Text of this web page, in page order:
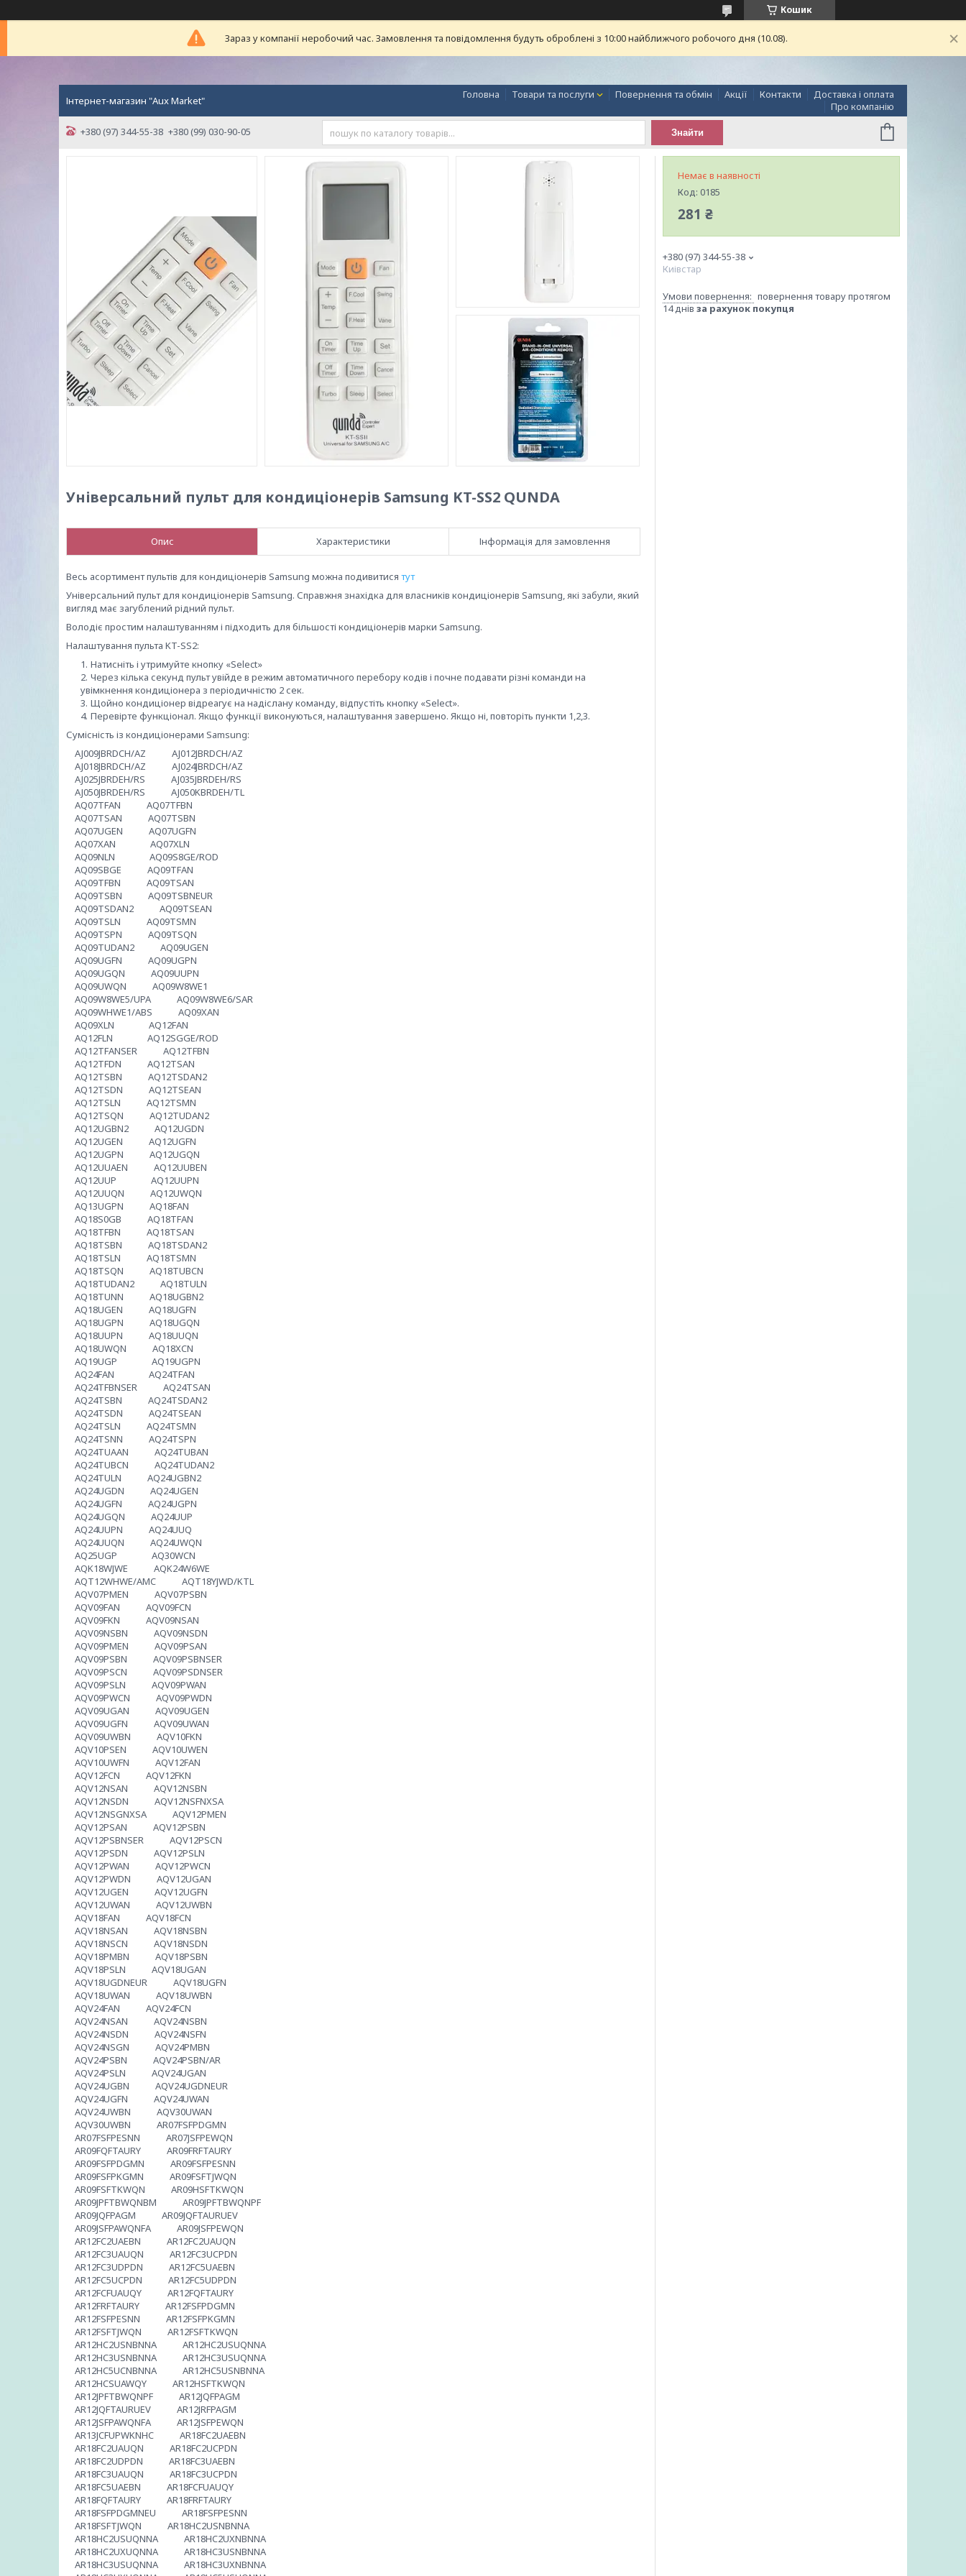
Кошик
Зараз у компанії неробочий час. Замовлення та повідомлення будуть оброблені з 10:00 найближчого робочого дня (10.08).
Інтернет-магазин "Aux Market"
Головна Товари та послуги Повернення та обмін Акції Контакти
Доставка і оплата
Про компанію
+380 (97) 344-55-38 +380 (99) 030-90-05 Знайти
Універсальний пульт для кондиціонерів Samsung KT-SS2 QUNDA
Опис Характеристики Інформація для замовлення
Весь асортимент пультів для кондиціонерів Samsung можна подивитися тут
Універсальний пульт для кондиціонерів Samsung. Справжня знахідка для власників кондиціонерів Samsung, які забули, який
вигляд має загублений рідний пульт.
Володіє простим налаштуванням і підходить для більшості кондиціонерів марки Samsung.
Налаштування пульта KT-SS2:
Натисніть і утримуйте кнопку «Select»
Через кілька секунд пульт увійде в режим автоматичного перебору кодів і почне подавати різні команди на
увімкнення кондиціонера з періодичністю 2 сек.
Щойно кондиціонер відреагує на надіслану команду, відпустіть кнопку «Select».
Перевірте функціонал. Якщо функції виконуються, налаштування завершено. Якщо ні, повторіть пункти 1,2,3.
Сумісність із кондиціонерами Samsung:
AJ009JBRDCH/AZ AJ012JBRDCH/AZ
AJ018JBRDCH/AZ AJ024JBRDCH/AZ
AJ025JBRDEH/RS AJ035JBRDEH/RS
AJ050JBRDEH/RS AJ050KBRDEH/TL
AQ07TFAN AQ07TFBN
AQ07TSAN AQ07TSBN
AQ07UGEN AQ07UGFN
AQ07XAN AQ07XLN
AQ09NLN AQ09S8GE/ROD
AQ09SBGE AQ09TFAN
AQ09TFBN AQ09TSAN
AQ09TSBN AQ09TSBNEUR
AQ09TSDAN2 AQ09TSEAN
AQ09TSLN AQ09TSMN
AQ09TSPN AQ09TSQN
AQ09TUDAN2 AQ09UGEN
AQ09UGFN AQ09UGPN
AQ09UGQN AQ09UUPN
AQ09UWQN AQ09W8WE1
AQ09W8WE5/UPA AQ09W8WE6/SAR
AQ09WHWE1/ABS AQ09XAN
AQ09XLN AQ12FAN
AQ12FLN AQ12SGGE/ROD
AQ12TFANSER AQ12TFBN
AQ12TFDN AQ12TSAN
AQ12TSBN AQ12TSDAN2
AQ12TSDN AQ12TSEAN
AQ12TSLN AQ12TSMN
AQ12TSQN AQ12TUDAN2
AQ12UGBN2 AQ12UGDN
AQ12UGEN AQ12UGFN
AQ12UGPN AQ12UGQN
AQ12UUAEN AQ12UUBEN
AQ12UUP AQ12UUPN
AQ12UUQN AQ12UWQN
AQ13UGPN AQ18FAN
AQ18S0GB AQ18TFAN
AQ18TFBN AQ18TSAN
AQ18TSBN AQ18TSDAN2
AQ18TSLN AQ18TSMN
AQ18TSQN AQ18TUBCN
AQ18TUDAN2 AQ18TULN
AQ18TUNN AQ18UGBN2
AQ18UGEN AQ18UGFN
AQ18UGPN AQ18UGQN
AQ18UUPN AQ18UUQN
AQ18UWQN AQ18XCN
AQ19UGP AQ19UGPN
AQ24FAN AQ24TFAN
AQ24TFBNSER AQ24TSAN
AQ24TSBN AQ24TSDAN2
AQ24TSDN AQ24TSEAN
AQ24TSLN AQ24TSMN
AQ24TSNN AQ24TSPN
AQ24TUAAN AQ24TUBAN
AQ24TUBCN AQ24TUDAN2
AQ24TULN AQ24UGBN2
AQ24UGDN AQ24UGEN
AQ24UGFN AQ24UGPN
AQ24UGQN AQ24UUP
AQ24UUPN AQ24UUQ
AQ24UUQN AQ24UWQN
AQ25UGP AQ30WCN
AQK18WJWE AQK24W6WE
AQT12WHWE/AMC AQT18YJWD/KTL
AQV07PMEN AQV07PSBN
AQV09FAN AQV09FCN
AQV09FKN AQV09NSAN
AQV09NSBN AQV09NSDN
AQV09PMEN AQV09PSAN
AQV09PSBN AQV09PSBNSER
AQV09PSCN AQV09PSDNSER
AQV09PSLN AQV09PWAN
AQV09PWCN AQV09PWDN
AQV09UGAN AQV09UGEN
AQV09UGFN AQV09UWAN
AQV09UWBN AQV10FKN
AQV10PSEN AQV10UWEN
AQV10UWFN AQV12FAN
AQV12FCN AQV12FKN
AQV12NSAN AQV12NSBN
AQV12NSDN AQV12NSFNXSA
AQV12NSGNXSA AQV12PMEN
AQV12PSAN AQV12PSBN
AQV12PSBNSER AQV12PSCN
AQV12PSDN AQV12PSLN
AQV12PWAN AQV12PWCN
AQV12PWDN AQV12UGAN
AQV12UGEN AQV12UGFN
AQV12UWAN AQV12UWBN
AQV18FAN AQV18FCN
AQV18NSAN AQV18NSBN
AQV18NSCN AQV18NSDN
AQV18PMBN AQV18PSBN
AQV18PSLN AQV18UGAN
AQV18UGDNEUR AQV18UGFN
AQV18UWAN AQV18UWBN
AQV24FAN AQV24FCN
AQV24NSAN AQV24NSBN
AQV24NSDN AQV24NSFN
AQV24NSGN AQV24PMBN
AQV24PSBN AQV24PSBN/AR
AQV24PSLN AQV24UGAN
AQV24UGBN AQV24UGDNEUR
AQV24UGFN AQV24UWAN
AQV24UWBN AQV30UWAN
AQV30UWBN AR07FSFPDGMN
AR07FSFPESNN AR07JSFPEWQN
AR09FQFTAURY AR09FRFTAURY
AR09FSFPDGMN AR09FSFPESNN
AR09FSFPKGMN AR09FSFTJWQN
AR09FSFTKWQN AR09HSFTKWQN
AR09JPFTBWQNBM AR09JPFTBWQNPF
AR09JQFPAGM AR09JQFTAURUEV
AR09JSFPAWQNFA AR09JSFPEWQN
AR12FC2UAEBN AR12FC2UAUQN
AR12FC3UAUQN AR12FC3UCPDN
AR12FC3UDPDN AR12FC5UAEBN
AR12FC5UCPDN AR12FC5UDPDN
AR12FCFUAUQY AR12FQFTAURY
AR12FRFTAURY AR12FSFPDGMN
AR12FSFPESNN AR12FSFPKGMN
AR12FSFTJWQN AR12FSFTKWQN
AR12HC2USNBNNA AR12HC2USUQNNA
AR12HC3USNBNNA AR12HC3USUQNNA
AR12HC5UCNBNNA AR12HC5USNBNNA
AR12HCSUAWQY AR12HSFTKWQN
AR12JPFTBWQNPF AR12JQFPAGM
AR12JQFTAURUEV AR12JRFPAGM
AR12JSFPAWQNFA AR12JSFPEWQN
AR13JCFUPWKNHC AR18FC2UAEBN
AR18FC2UAUQN AR18FC2UCPDN
AR18FC2UDPDN AR18FC3UAEBN
AR18FC3UAUQN AR18FC3UCPDN
AR18FC5UAEBN AR18FCFUAUQY
AR18FQFTAURY AR18FRFTAURY
AR18FSFPDGMNEU AR18FSFPESNN
AR18FSFTJWQN AR18HC2USNBNNA
AR18HC2USUQNNA AR18HC2UXNBNNA
AR18HC2UXUQNNA AR18HC3USNBNNA
AR18HC3USUQNNA AR18HC3UXNBNNA
Немає в наявності
Код: 0185
281 ₴
+380 (97) 344-55-38
Киівстар
повернення товару протягом
14 днів за рахунок покупця